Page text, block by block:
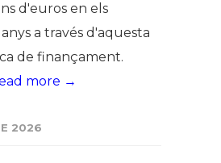
d'euros en els
a través d'aquesta
de finançament.
more →
2026